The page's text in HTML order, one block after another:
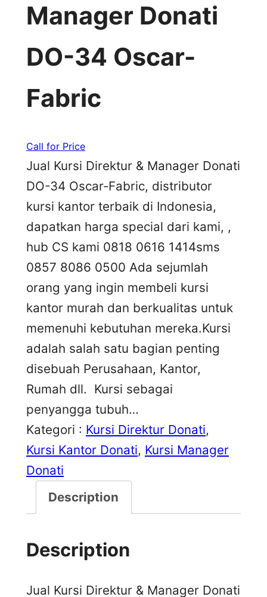
Manager Donati
DO-34 Oscar-
Fabric
Call for Price
Jual Kursi Direktur & Manager Donati
DO-34 Oscar-Fabric, distributor
kursi kantor terbaik di Indonesia,
dapatkan harga special dari kami, ,
hub CS kami 0818 0616 1414sms
0857 8086 0500 Ada sejumlah
orang yang ingin membeli kursi
kantor murah dan berkualitas untuk
memenuhi kebutuhan mereka.Kursi
adalah salah satu bagian penting
disebuah Perusahaan, Kantor,
Rumah dll. Kursi sebagai
penyangga tubuh…
Kategori : Kursi Direktur Donati
Kursi Kantor Donati, Kursi Manager
Donati
Description
Description
Jual Kursi Direktur & Manager Donati